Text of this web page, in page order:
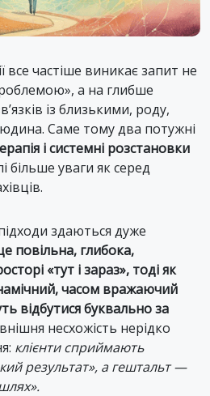
все частіше виникає запит не
а на глибше
із близькими, роду,
Саме тому два потужні
і системні розстановки
уваги як серед
здаються дуже
повільна, глибока,
«тут і зараз», тоді як
часом вражаючий
відбутися буквально за
несхожість нерідко
клієнти сприймають
результат», а гештальт —